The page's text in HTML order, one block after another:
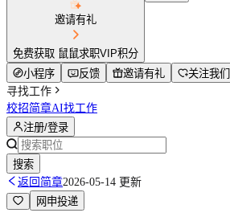
邀请有礼
免费获取 鼠鼠求职VIP积分
小程序 反馈 邀请有礼
关注我们
寻找工作
校招简章AI找工作
注册/登录
搜索
返回简章2026-05-14 更新
网申投递